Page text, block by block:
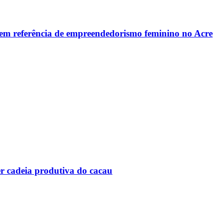
referência de empreendedorismo feminino no Acre
cadeia produtiva do cacau